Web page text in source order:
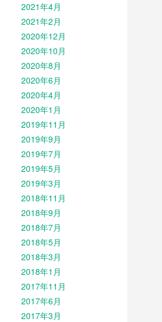
2021年4月
2021年2月
2020年12月
2020年10月
2020年8月
2020年6月
2020年4月
2020年1月
2019年11月
2019年9月
2019年7月
2019年5月
2019年3月
2018年11月
2018年9月
2018年7月
2018年5月
2018年3月
2018年1月
2017年11月
2017年6月
2017年3月